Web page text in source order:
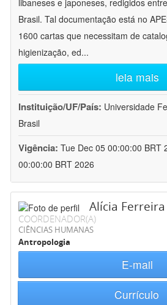
libaneses e japoneses, redigidos
Brasil. Tal documentação está no
1600 cartas que necessitam de
higienização, ed...
leia mais
Instituição/UF/País: Universidade
Brasil
Vigência: Tue Dec 05 00:00:00 BRT
00:00:00 BRT 2026
Alícia
COORDENADOR(A)
CIÊNCIAS HUMANAS
Antropologia
E-mail
Currículo